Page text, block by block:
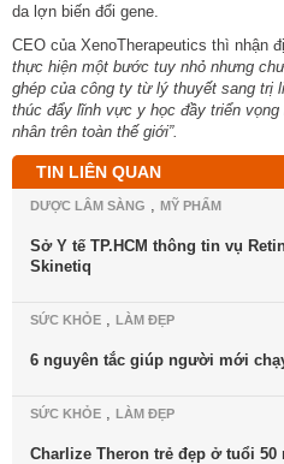
da lợn biến đổi gene.
CEO của XenoTherapeutics thì nhận
thực hiện một bước tuy nhỏ nhưng
ghép của công ty từ lý thuyết sang trị
thúc đẩy lĩnh vực y học đầy triển
nhân trên toàn thế giới”.
TIN LIÊN QUAN
DƯỢC LÂM SÀNG MỸ PHẨM
Sở Y tế TP.HCM thông tin vụ
Skinetiq
SỨC KHỎE LÀM ĐẸP
6 nguyên tắc giúp người mới
SỨC KHỎE LÀM ĐẸP
Charlize Theron trẻ đẹp ở tuổi